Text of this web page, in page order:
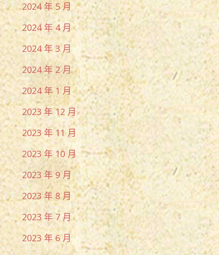
2024 年 5 月
2024 年 4 月
2024 年 3 月
2024 年 2 月
2024 年 1 月
2023 年 12 月
2023 年 11 月
2023 年 10 月
2023 年 9 月
2023 年 8 月
2023 年 7 月
2023 年 6 月